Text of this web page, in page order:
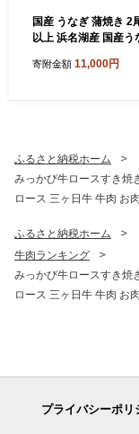
国産 うなぎ 蒲焼き 2
以上 浜名湖産 国産う
寄附金額 11,000円
ふるさと納税ホーム
みっかび牛ロースすき焼
ロース 三ヶ日牛 牛肉 お
ふるさと納税ホーム
牛肉ランキング
みっかび牛ロースすき焼
ロース 三ヶ日牛 牛肉 お
プライバシーポリ